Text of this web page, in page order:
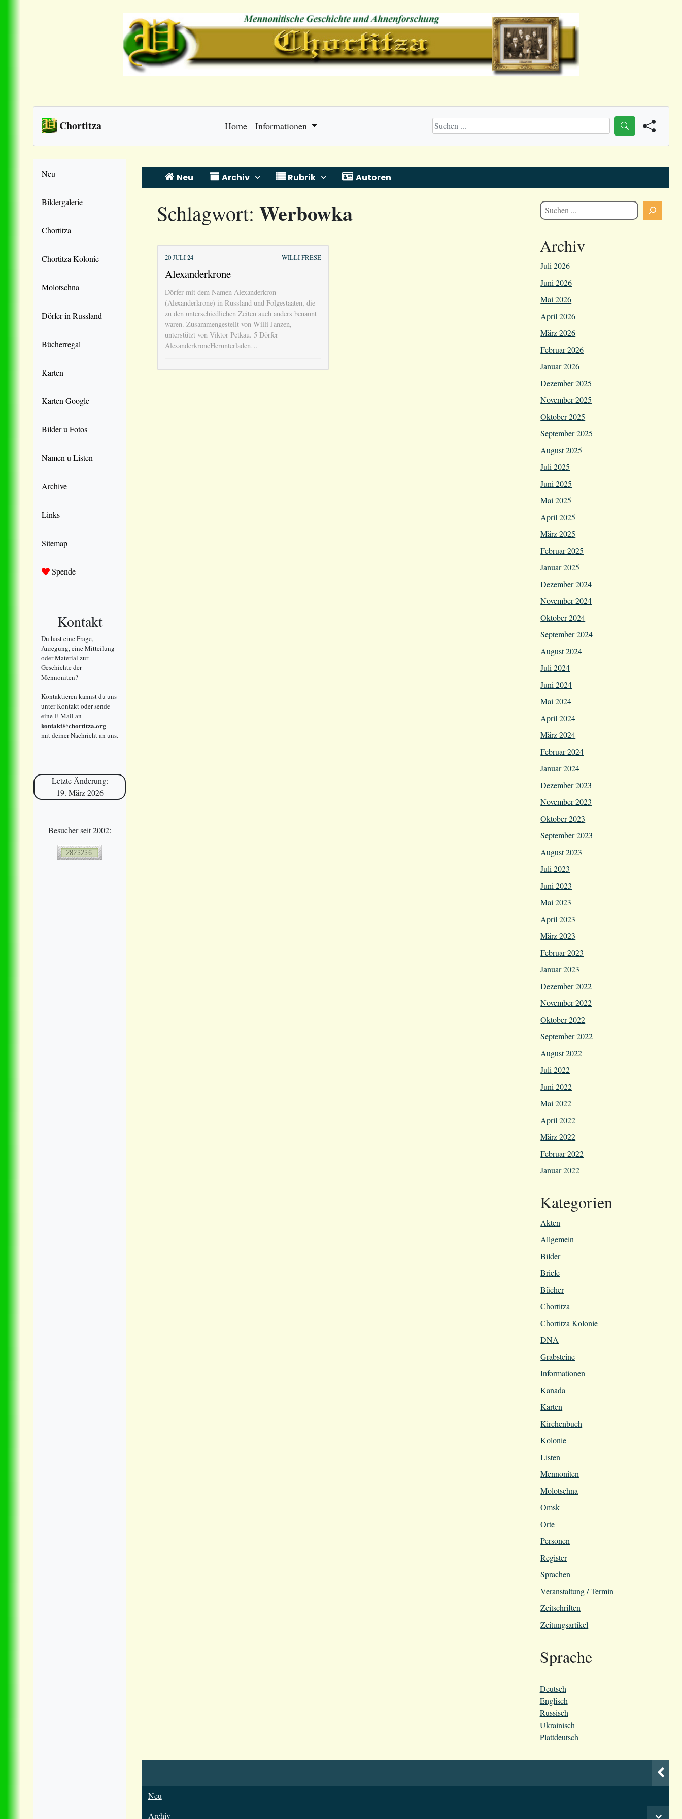
Chortitza Home Informationen
Neu
Bildergalerie
Chortitza
Chortitza Kolonie
Molotschna
Dörfer in Russland
Bücherregal
Karten
Karten Google
Bilder u Fotos
Namen u Listen
Archive
Links
Sitemap
Spende
Kontakt
Du hast eine Frage,
Anregung, eine Mitteilung
oder Material zur
Geschichte der
Mennoniten?
Kontaktieren kannst du uns
unter Kontakt oder sende
eine E-Mail an
kontakt@chortitza.org
mit deiner Nachricht an uns.
Letzte Änderung:
19. März 2026
Besucher seit 2002:
Skip
content
Neu Archiv Rubrik Autoren
Schlagwort: Werbowka
20 JULI 24 WILLI FRESE
Alexanderkrone
Dörfer mit dem Namen Alexanderkron
(Alexanderkrone) in Russland und Folgestaaten, die
zu den unterschiedlichen Zeiten auch anders benannt
waren. Zusammengestellt von Willi Janzen,
unterstützt von Viktor Petkau. 5 Dörfer
AlexanderkroneHerunterladen…
Archiv
Juli 2026
Juni 2026
Mai 2026
April 2026
März 2026
Februar 2026
Januar 2026
Dezember 2025
November 2025
Oktober 2025
September 2025
August 2025
Juli 2025
Juni 2025
Mai 2025
April 2025
März 2025
Februar 2025
Januar 2025
Dezember 2024
November 2024
Oktober 2024
September 2024
August 2024
Juli 2024
Juni 2024
Mai 2024
April 2024
März 2024
Februar 2024
Januar 2024
Dezember 2023
November 2023
Oktober 2023
September 2023
August 2023
Juli 2023
Juni 2023
Mai 2023
April 2023
März 2023
Februar 2023
Januar 2023
Dezember 2022
November 2022
Oktober 2022
September 2022
August 2022
Juli 2022
Juni 2022
Mai 2022
April 2022
März 2022
Februar 2022
Januar 2022
Kategorien
Akten
Allgemein
Bilder
Briefe
Bücher
Chortitza
Chortitza Kolonie
DNA
Grabsteine
Informationen
Kanada
Karten
Kirchenbuch
Kolonie
Listen
Mennoniten
Molotschna
Omsk
Orte
Personen
Register
Sprachen
Veranstaltung / Termin
Zeitschriften
Zeitungsartikel
Sprache
Deutsch
Englisch
Russisch
Ukrainisch
Plattdeutsch
Neu
Archiv